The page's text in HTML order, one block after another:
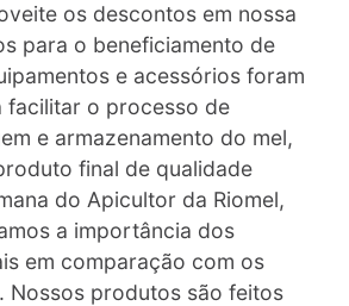
os descontos em nossa
para o beneficiamento de
e acessórios foram
facilitar o processo de
e armazenamento do mel,
final de qualidade
do Apicultor da Riomel,
a importância dos
em comparação com os
Nossos produtos são feitos